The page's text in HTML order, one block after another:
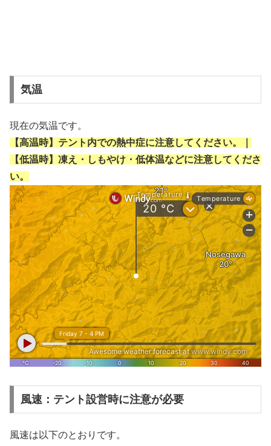
気温
現在の気温です。
【高温時】テント内での熱中症に注意してください。｜
【低温時】凍え・しもやけ・低体温などに注意してくださ
い。
風速：テント設営時に注意が必要
風速は以下のとおりです。